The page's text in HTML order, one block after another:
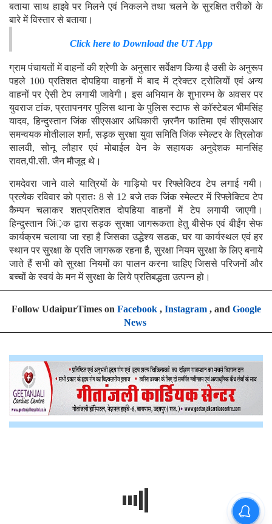
बताया साथ हाइवे पर मिलने एवं निकलने तथा चलने के सुरक्षित तरीकों के
बारे में विस्तार से बताया।
Click here to Download the UT App
ग्राम पंचायतों में वाहनों की श्रेणी के अनुसार सर्वेक्षण किया है उसी के अनुरूप
पहले 100 प्रतिशत दोपहिया वाहनों में बाद में ट्रेक्टर ट्रोलियों एवं अन्य
वाहनों पर ऐसी टेप लगायी जावेगी। इस अभियान के शुभारम्भ के अवसर पर
युवराज टांक, प्रतापनगर पुलिस थाना के पुलिस स्टाफ से काॅस्टेबल भीमसिंह
यादव, हिन्दुस्तान जिंक सीएसआर अधिकारी ज़रनैन फातिमा एवं सीएसआर
समन्वयक मोतीलाल शर्मा, सड़क सुरक्षा युवा समिति जिंक स्मेल्टर के त्रिलोक
सालवी, सोनू लौहार एवं मोबाईल वेन के सहायक अनुदेशक मानसिंह
रावत,पी.सी. जैन मौजूद थे।
रामदेवरा जाने वाले यात्रियों के गाड़ियो पर रिफ्लेक्टिव टेप लगाई गयी।
प्रत्येक रविवार को प्रातः 8 से 12 बजे तक जिंक स्मेल्टर में रिफ्लेक्टिव टेप
कैम्पन चलाकर शतप्रतिशत दोपहिया वाहनों में टेप लगायी जाएगी।
हिन्दुस्तान जिं़क द्वारा सड़क सुरक्षा जागरूकता हेतु बीसेफ एवं बीईंग सेफ
कार्यक्रम चलाया जा रहा है जिसका उद्धेश्य सडक, घर या कार्यस्थल एवं हर
स्थान पर सुरक्षा के प्रति जागरूक रहना है, सुरक्षा नियम सुरक्षा के लिए बनाये
जाते हैं सभी को सुरक्षा नियमों का पालन करना चाहिए जिससे परिजनों और
बच्चों के स्वयं के मन में सुरक्षा के लिये प्रतिबद्धता उत्पन्न हो।
Follow UdaipurTimes on Facebook, Instagram, and Google
News